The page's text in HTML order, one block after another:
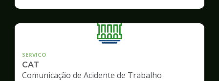
SERVICO
CAT
Comunicação de Acidente de Trabalho